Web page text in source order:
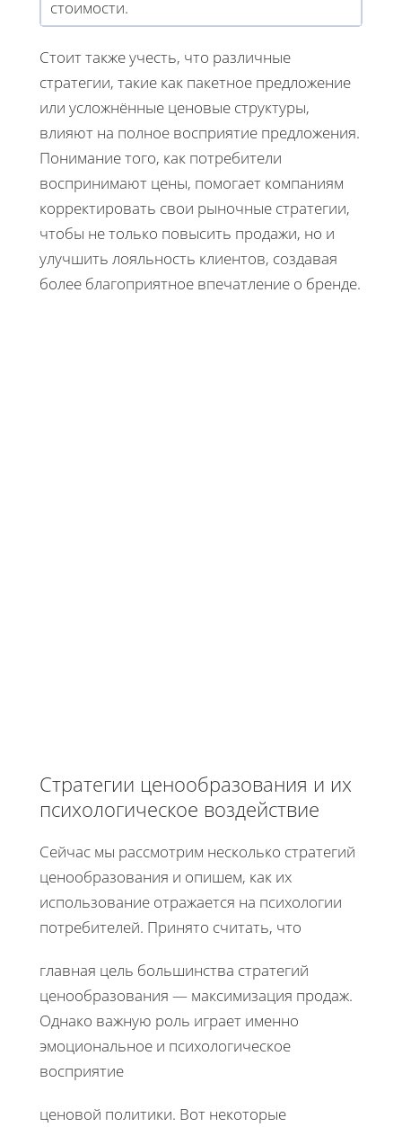
стоимости.
Стоит также учесть, что различные
стратегии, такие как пакетное предложение
или усложнённые ценовые структуры,
влияют на полное восприятие предложения.
Понимание того, как потребители
воспринимают цены, помогает компаниям
корректировать свои рыночные стратегии,
чтобы не только повысить продажи, но и
улучшить лояльность клиентов, создавая
более благоприятное впечатление о бренде.
Стратегии ценообразования и их
психологическое воздействие
Сейчас мы рассмотрим несколько стратегий
ценообразования и опишем, как их
использование отражается на психологии
потребителей. Принято считать, что
главная цель большинства стратегий
ценообразования — максимизация продаж.
Однако важную роль играет именно
эмоциональное и психологическое
восприятие
ценовой политики. Вот некоторые